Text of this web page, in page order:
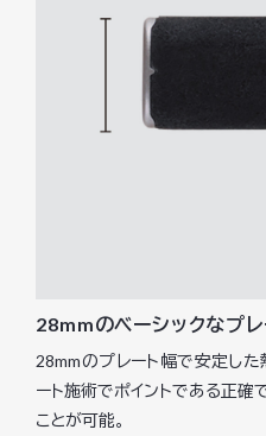
28mmのベーシックなプレ
28mmのプレート幅で安定した
ート施術でポイントである正
ことが可能。